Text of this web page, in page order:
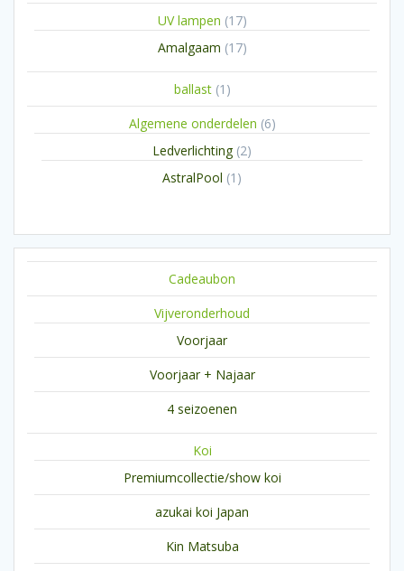
UV lampen 1717
Amalgaam 1717
ballast 1 1
product
Algemene onderdelen 66
Ledverlichting 22
AstralPool 1 1
Cadeaubon
Vijveronderhoud
Voorjaar
Voorjaar + Najaar
4 seizoenen
Koi
Premiumcollectie/show koi
azukai koi Japan
Kin Matsuba